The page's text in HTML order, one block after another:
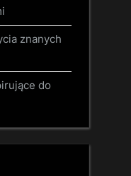
znanych
do